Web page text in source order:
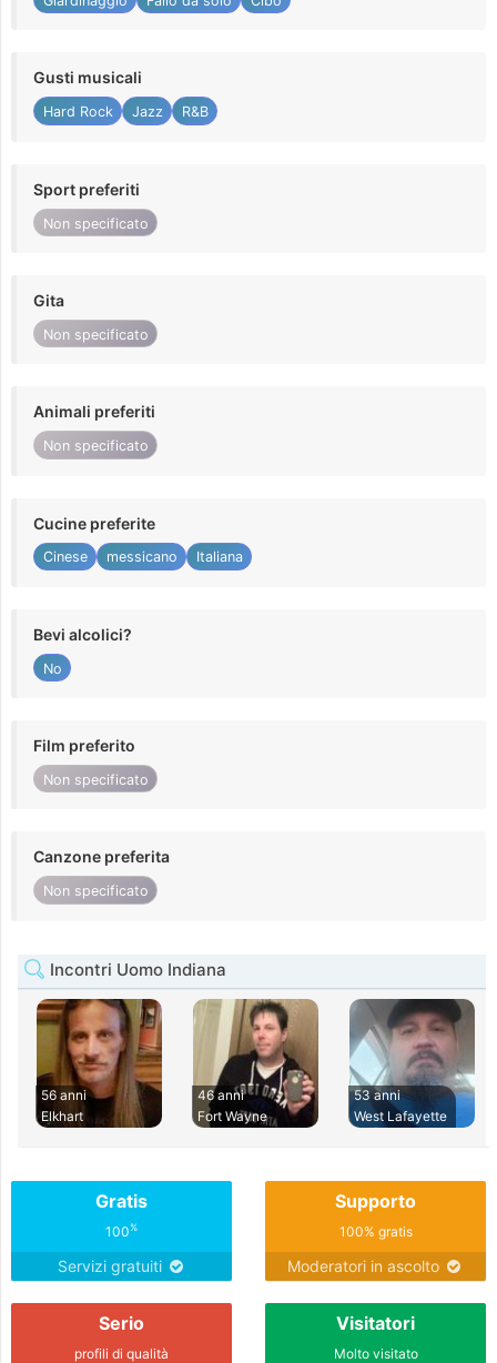
Gusti musicali
Hard Rock Jazz R&B
Sport preferiti
Non specificato
Gita
Non specificato
Animali preferiti
Non specificato
Cucine preferite
Cinese messicano Italiana
Bevi alcolici?
No
Film preferito
Non specificato
Canzone preferita
Non specificato
Incontri Uomo Indiana
56 anni
Elkhart
46 anni
Fort Wayne
53 anni
West Lafayette
Gratis
100%
Servizi gratuiti
Supporto
100% gratis
Moderatori in ascolto
Serio
profili di qualità
Visitatori
Molto visitato